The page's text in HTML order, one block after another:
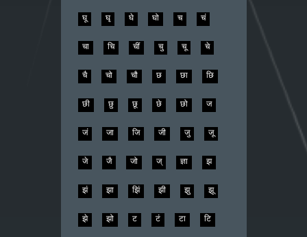
घू घृ घे घो च चं
चा चि चीं चु चू चे
चै चो चौ छ छा छि
छी छु छू छे छो ज
जं जा जि जी जु जू
जे जै जो ज् ज्ञा झ
झं झा झिं झी झु झू
झे झो ट टं टा टि